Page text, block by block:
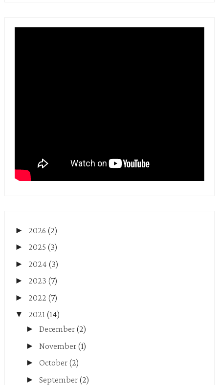
► 2026 (2)
► 2025 (3)
► 2024 (3)
► 2023 (7)
► 2022 (7)
▼ 2021 (14)
► December (2)
► November (1)
► October (2)
► September (2)